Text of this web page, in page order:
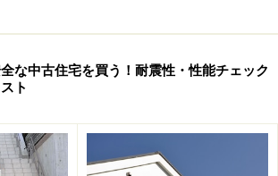
な中古住宅を買う！耐震性・性能チェック
ト